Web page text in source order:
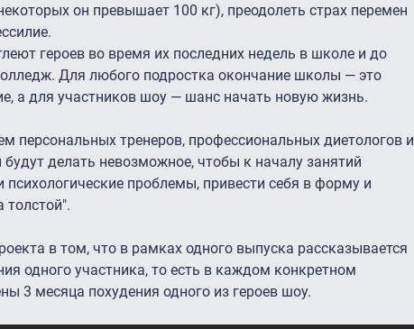
он превышает 100 кг), преодолеть страх перемен
героев во время их последних недель в школе и до
Для любого подростка окончание школы — это
а для участников шоу — шанс начать новую жизнь.
персональных тренеров, профессиональных диетологов и
делать невозможное, чтобы к началу занятий
психологические проблемы, привести себя в форму и
толстой".
в том, что в рамках одного выпуска рассказывается
одного участника, то есть в каждом конкретном
3 месяца похудения одного из героев шоу.